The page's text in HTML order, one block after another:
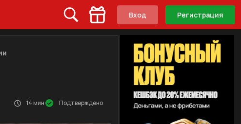
Вход Регистрация
14 мин Подтверждено